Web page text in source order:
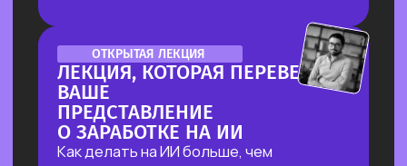
ОТКРЫТЫЙ УРОК
ПО ИСПОЛЬЗОВАНИЮ
НЕЙРОСЕТЕЙ ДЛЯ ЗДОРОВЬЯ
Расскажем как:
Разбираться в своём здоровье
c помощью ИИ
Экономить на врачах и ненужных
анализах и при этом